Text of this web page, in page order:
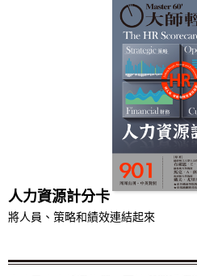
人力資源計分卡
將人員、策略和績效連結起來